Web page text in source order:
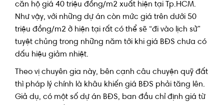
căn hộ giá 40 triệu đồng/m2 xuất hiện tại Tp.HCM.
Như vậy, với những dự án còn mức giá trên dưới 50
triệu đồng/m2 ở hiện tại rất có thể sẽ “đi vào lịch sử”
tuyệt chủng trong những năm tới khi giá BĐS chưa có
dấu hiệu giảm nhiệt.
Theo vị chuyên gia này, bên cạnh câu chuyện quỹ đất
thì pháp lý chính là khâu khiến giá BĐS phải tăng lên.
Giả dụ, có một số dự án BĐS, ban đầu chỉ định giá từ